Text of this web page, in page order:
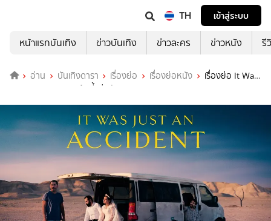
TH
เข้าสู่ระบบ
หน้าแรกบันเทิง
ข่าวบันเทิง ข่าวละคร ข่าวหนัง รี
อ่าน บันเทิงดารา เรื่องย่อ เรื่องย่อหนัง
เรื่องย่อ It Was
Just An Accident แค้นนี้แค่อุบัติเหตุ